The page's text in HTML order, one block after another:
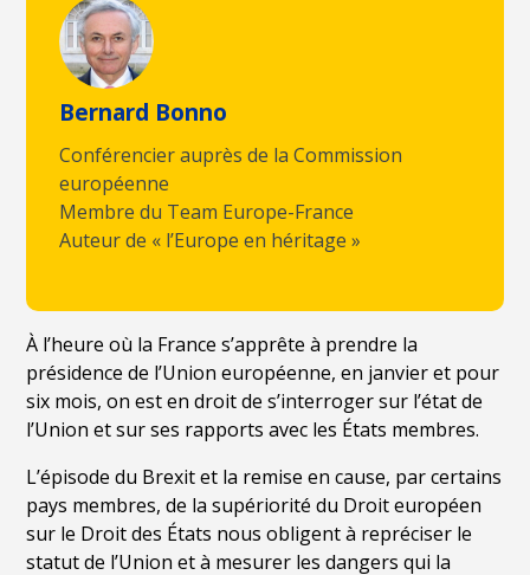
Bernard Bonno
Conférencier auprès de la Commission
européenne
Membre du Team Europe-France
Auteur de « l’Europe en héritage »
À l’heure où la France s’apprête à prendre la
présidence de l’Union européenne, en janvier et pour
six mois, on est en droit de s’interroger sur l’état de
l’Union et sur ses rapports avec les États membres.
L’épisode du Brexit et la remise en cause, par certains
pays membres,de la supériorité du Droit européen
sur le Droit des États nous obligent à repréciser le
statut de l’Union et à mesurer les dangers qui la